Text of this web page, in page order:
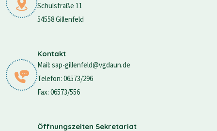
Schulstraße 11
54558 Gillenfeld
Kontakt
Mail: sap-gillenfeld@vgdaun.de
Telefon: 06573/296
Fax: 06573/556
Öffnungszeiten Sekretariat